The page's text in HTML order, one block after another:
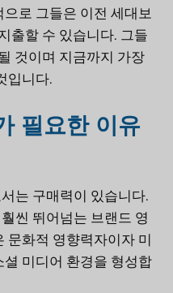
로 그들은 이전 세대보
출할 수 있습니다. 그들
것이며 지금까지 가장
입니다.
필요한 이유
는 구매력이 있습니다.
씬 뛰어넘는 브랜드 영
문화적 영향력자이자 미
미디어 환경을 형성합